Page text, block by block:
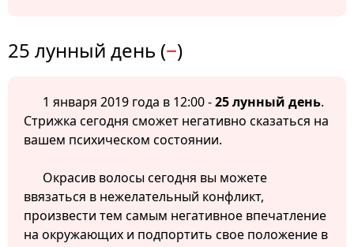
25 лунный день (−)
1 января 2019 года в 12:00 -25 лунный день.
Стрижка сегодня сможет негативно сказаться на
вашем психическом состоянии.
Окрасив волосы сегодня вы можете
ввязаться в нежелательный конфликт,
произвести тем самым негативное впечатление
на окружающих и подпортить свое положение в